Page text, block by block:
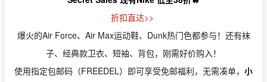
折扣直达>>
爆火的Air Force、Air Max运动鞋、Dunk热门色都参与！还有袜
子、经典款卫衣、短袖、背包，刚需好价购入！
使用指定包邮码（FREEDEL）即可享受免邮福利，无需凑单， 小